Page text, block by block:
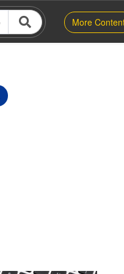
More